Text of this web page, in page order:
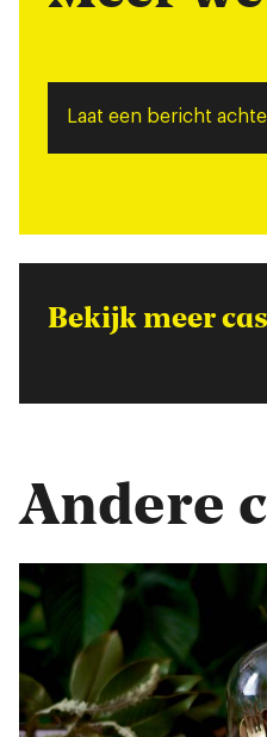
Laat een bericht
Bekijk meer
Andere